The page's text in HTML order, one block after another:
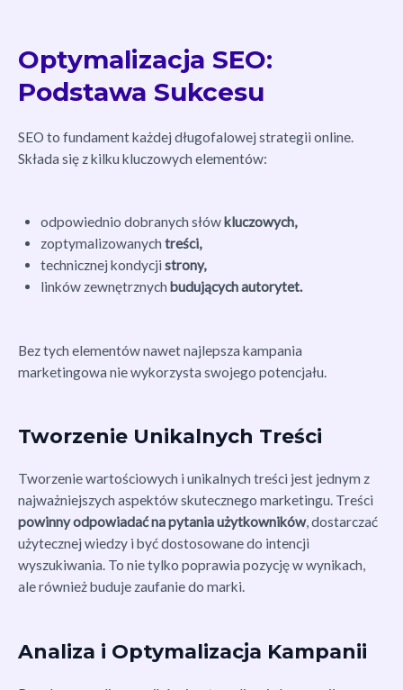
Optymalizacja SEO:
Podstawa Sukcesu
SEO to fundament każdej długofalowej strategii online.
Składa się z kilku kluczowych elementów:
odpowiednio dobranych słów kluczowych,
zoptymalizowanych treści,
technicznej kondycji strony,
linków zewnętrznych budujących autorytet.
Bez tych elementów nawet najlepsza kampania
marketingowa nie wykorzysta swojego potencjału.
Tworzenie Unikalnych Treści
Tworzenie wartościowych i unikalnych treści jest jednym z
najważniejszych aspektów skutecznego marketingu. Treści
powinny odpowiadać na pytania użytkowników, dostarczać
użytecznej wiedzy i być dostosowane do intencji
wyszukiwania. To nie tylko poprawia pozycję w wynikach,
ale również buduje zaufanie do marki.
Analiza i Optymalizacja Kampanii